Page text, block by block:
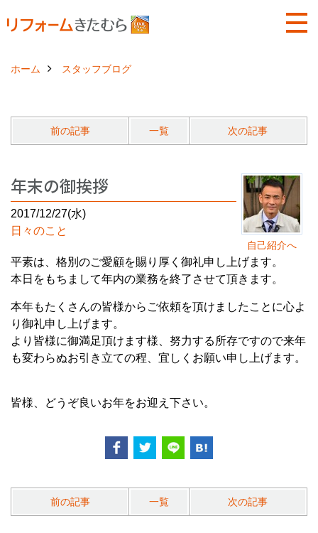
ホーム スタッフブログ
前の記事 一覧 次の記事
自己紹介へ
年末の御挨拶
2017/12/27(水)
日々のこと
平素は、格別のご愛顧を賜り厚く御礼申し上げます。
本日をもちまして年内の業務を終了させて頂きます。
本年もたくさんの皆様からご依頼を頂けましたことに心よ
り御礼申し上げます。
より皆様に御満足頂けます様、努力する所存ですので来年
も変わらぬお引き立ての程、宜しくお願い申し上げます。
皆様、どうぞ良いお年をお迎え下さい。
前の記事 一覧 次の記事